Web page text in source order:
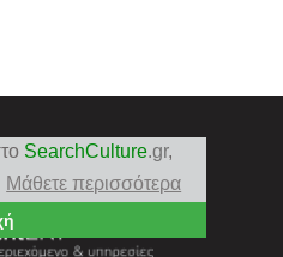
SearchCulture.gr,
Μάθετε περισσότερα